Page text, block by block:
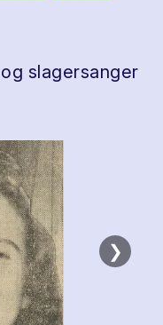
slagersanger
❯